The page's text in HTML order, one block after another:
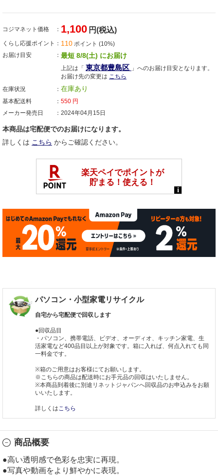
コジマネット価格 1,100 円(税込)
くらし応援ポイント 110 ポイント (10%)
お届け目安
最短 8/8(土) にお届け
上記は「 東京都豊島区 」へのお届け目安となります。
お届け先の変更は こちら
在庫状況
在庫あり
基本配送料 550 円
メーカー発売日
2024年04月15日
本商品は宅配便でのお届けになります。
詳しくは こちら からご確認ください。
パソコン・小型家電リサイクル
自宅から宅配便で回収します
●回収品目
・パソコン、携帯電話、ビデオ、オーディオ、キッチン家電、生
活家電など400品目以上が対象です。箱に入れば、何点入れても同
一料金です。
※箱のご用意はお客様にてお願いします。
※こちらの商品は配送時にお手元品の回収はいたしません。
※本商品到着後に別途リネットジャパンへ回収品のお申込みをお願
いいたします。
詳しくは こちら
商品概要
●高い透明感で色彩を忠実に再現。
●写真や動画をより鮮やかに表現。